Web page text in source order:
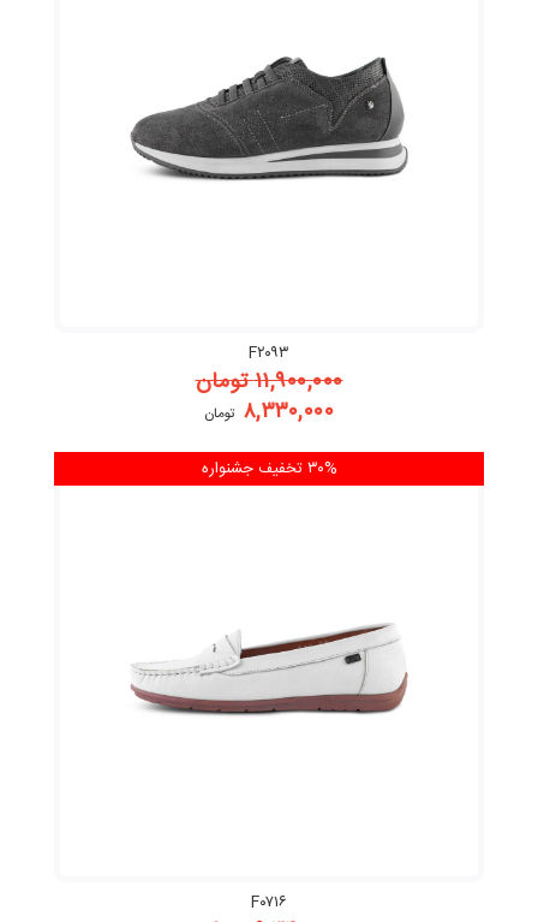
F۲۰۹۳
۱۱,۹۰۰,۰۰۰تومان
۸,۳۳۰,۰۰۰ تومان
F۰۷۱۶
۳۰% تخفیف جشنواره